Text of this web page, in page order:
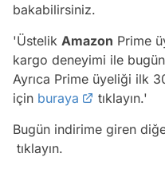
bakabilirsiniz.
'Üstelik Amazon Prime
kargo deneyimi ile
Ayrıca Prime üyeliği ilk
için buraya
tıklayın.'
Bugün indirime giren
tıklayın.